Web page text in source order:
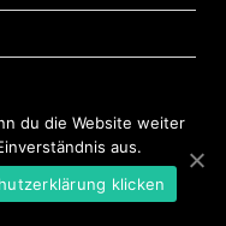
du die Website weiter
aus.
klicken